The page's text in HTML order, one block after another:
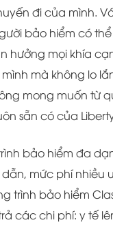
đi của mình.
bảo hiểm có
hưởng mọi khía
mà không lo
mong muốn từ
sẵn có của
bảo hiểm đa
mức phí nhiều
trình bảo hiểm
các chi phí: y tế